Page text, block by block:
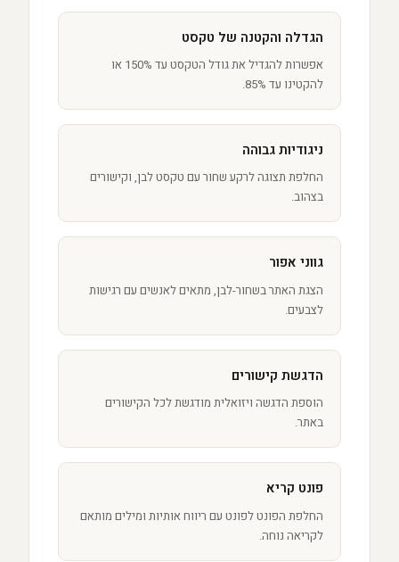
הגדלה והקטנה של טקסט
אפשרות להגדיל את גודל הטקסט עד 150% או
להקטינו עד 85%.
ניגודיות גבוהה
החלפת תצוגה לרקע שחור עם טקסט לבן, וקישורים
בצהוב.
גווני אפור
הצגת האתר בשחור-לבן, מתאים לאנשים עם רגישות
לצבעים.
הדגשת קישורים
הוספת הדגשה ויזואלית מודגשת לכל הקישורים
באתר.
פונט קריא
החלפת הפונט לפונט עם ריווח אותיות ומילים מותאם
לקריאה נוחה.